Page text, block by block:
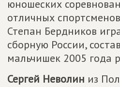
юношеских
отличных
Степан Бердников
сборную России,
мальчишек 2005 года
Сергей Неволин из